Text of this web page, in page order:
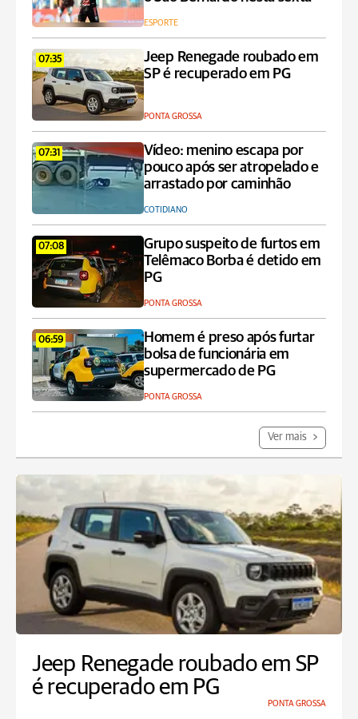
ESPORTE
07:35
Jeep Renegade roubado em
SP é recuperado em PG
PONTA GROSSA
07:31
Vídeo: menino escapa por
pouco após ser atropelado e
arrastado por caminhão
COTIDIANO
07:08
Grupo suspeito de furtos em
Telêmaco Borba é detido em
PG
PONTA GROSSA
06:59
Homem é preso após furtar
bolsa de funcionária em
supermercado de PG
PONTA GROSSA
Ver mais
Jeep Renegade roubado em SP
é recuperado em PG
PONTA GROSSA